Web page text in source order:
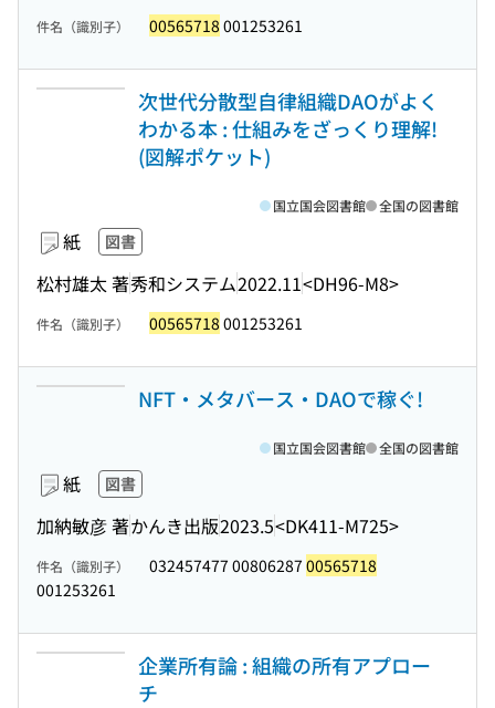
件名（識別子） 00565718 001253261
次世代分散型自律組織DAOがよく
わかる本 : 仕組みをざっくり理解!
(図解ポケット)
紙 図書
松村雄太 著秀和システム2022.11<DH96-M8>
国立国会図書館 全国の図書館
件名（識別子） 00565718 001253261
NFT・メタバース・DAOで稼ぐ!
紙 図書
加納敏彦 著かんき出版2023.5<DK411-M725>
国立国会図書館 全国の図書館
件名（識別子） 032457477 00806287 00565718
001253261
企業所有論 : 組織の所有アプロー
チ